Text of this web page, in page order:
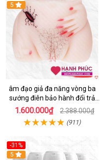
5
âm đạo giả đa năng vòng ba
sướng điên bảo hành đổi trả
nhanh
1.600.000₫ 2.388.000₫
(911)
-31%
Hot
5